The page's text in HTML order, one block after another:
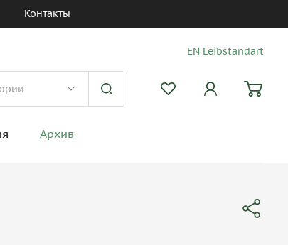
Контакты
EN Leibstandart
Архив